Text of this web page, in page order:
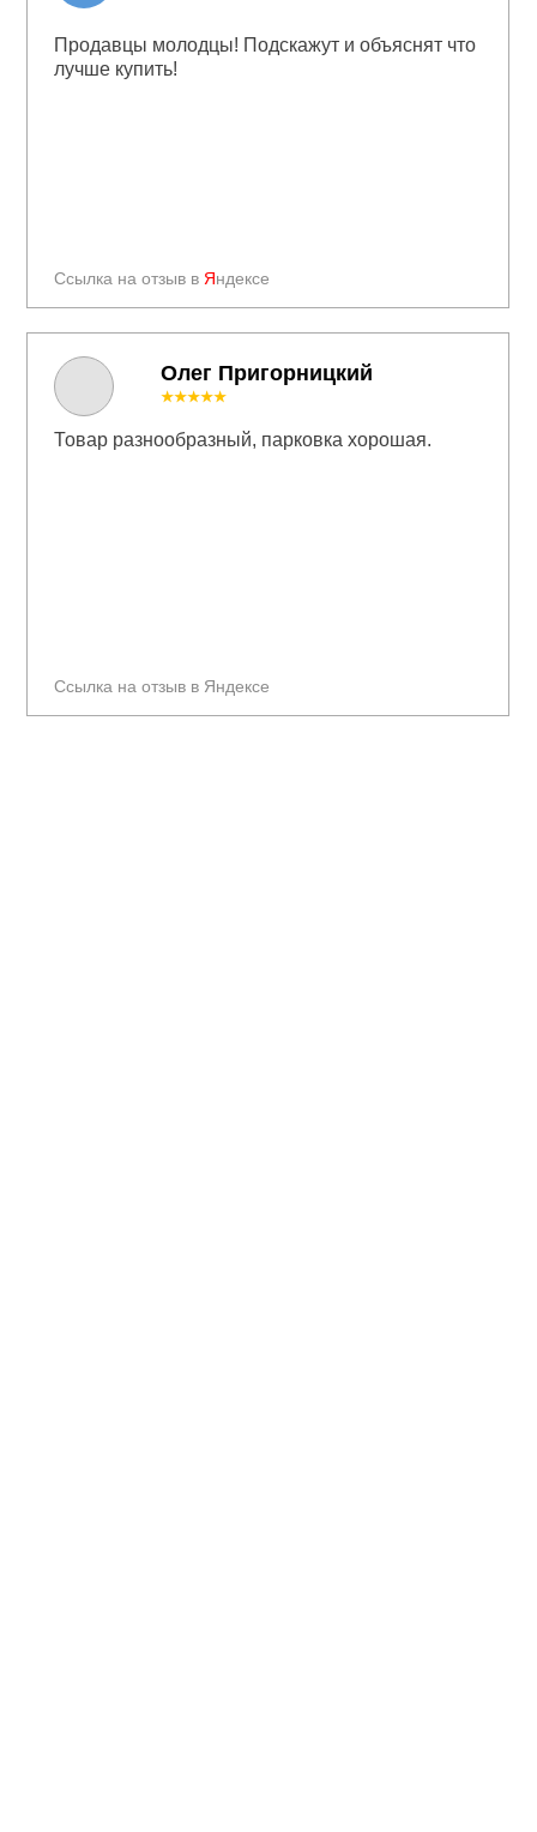
Олег Пригорницкий
Ссылка на отзыв в Яндексе
Продавцы молодцы! Подскажут и объяснят что
лучше купить!
Ссылка на отзыв в Яндексе
★★★★★
Товар разнообразный, парковка хорошая.